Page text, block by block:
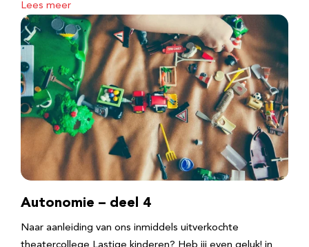
Lees meer
Autonomie – deel 4
Naar aanleiding van ons inmiddels uitverkochte